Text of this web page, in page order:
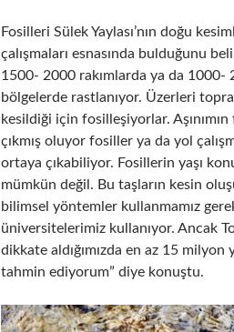
Fosilleri Sülek Yaylası’nın doğu
çalışmaları esnasında bulduğunu
1500- 2000 rakımlarda ya da 1000-
bölgelerde rastlanıyor. Üzerleri
kesildiği için fosilleşiyorlar.
çıkmış oluyor fosiller ya da yol
ortaya çıkabiliyor. Fosillerin yaşı
mümkün değil. Bu taşların kesin
bilimsel yöntemler kullanmamız
üniversitelerimiz kullanıyor. Ancak
dikkate aldığımızda en az 15 milyon
tahmin ediyorum” diye konuştu.